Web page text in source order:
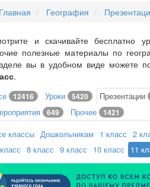
Главная География
и скачивайте бесплатно
полезные материалы по
вы в удобном виде можете
.
12416 Уроки 5420
Презентации
649 Прочее 1421
классы Дошкольникам 1 класс 2
8 класс 9 класс 10 класс 11